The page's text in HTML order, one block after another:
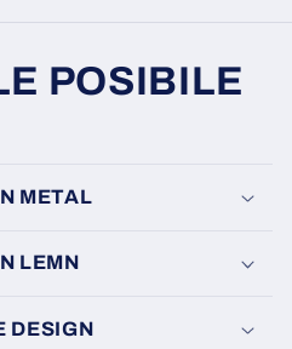
POSIBILE
METAL
LEMN
DESIGN